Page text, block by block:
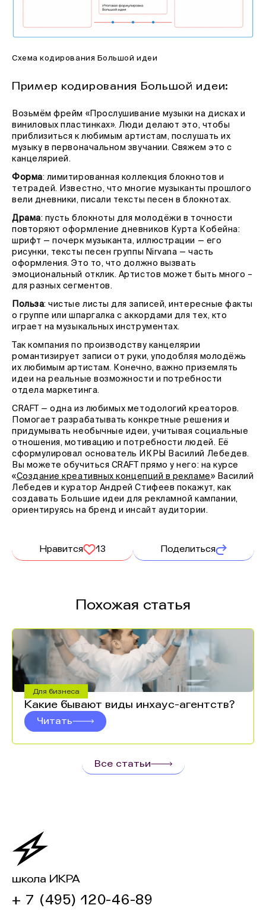
Схема кодирования Большой идеи
Пример кодирования Большой идеи:
Возьмём фрейм «Прослушивание музыки на дисках и
виниловых пластинках». Люди делают это, чтобы
приблизиться к любимым артистам, послушать их
музыку в первоначальном звучании. Свяжем это с
канцелярией.
Форма: лимитированная коллекция блокнотов и
тетрадей. Известно, что многие музыканты прошлого
вели дневники, писали тексты песен в блокнотах.
Драма: пусть блокноты для молодёжи в точности
повторяют оформление дневников Курта Кобейна:
шрифт — почерк музыканта, иллюстрации — его
рисунки, тексты песен группы Nirvana — часть
оформления. Это то, что должно вызвать
эмоциональный отклик. Артистов может быть много –
для разных сегментов.
Польза: чистые листы для записей, интересные факты
о группе или шпаргалка с аккордами для тех, кто
играет на музыкальных инструментах.
Так компания по производству канцелярии
романтизирует записи от руки, уподобляя молодёжь
их любимым артистам. Конечно, важно приземлять
идеи на реальные возможности и потребности
отдела маркетинга.
CRAFT — одна из любимых методологий креаторов.
Помогает разрабатывать конкретные решения и
придумывать необычные идеи, учитывая социальные
отношения, мотивацию и потребности людей. Её
сформулировал основатель ИКРЫ Василий Лебедев.
Вы можете обучиться CRAFT прямо у него: на курсе
«Создание креативных концепций в рекламе» Василий
Лебедев и куратор Андрей Стифеев покажут, как
создавать Большие идеи для рекламной кампании,
ориентируясь на бренд и инсайт аудитории.
Нравится 13 Поделиться
Похожая статья
Для бизнеса
Какие бывают виды инхаус-агентств?
Читать
Все статьи
школа ИКРА
+ 7 (495) 120-46-89